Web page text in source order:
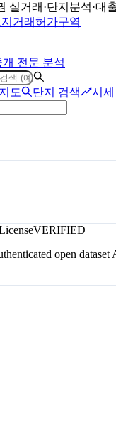
실거래·단지분석·대
지거래허가구역
개 전문 분석
도 단지 검색 시세
VERIFIED
open